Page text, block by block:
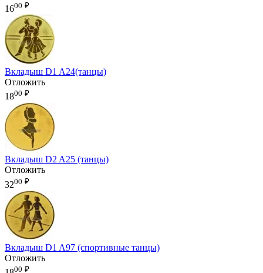
1600 ₽
Вкладыш D1 A24(танцы)
Отложить
1800 ₽
Вкладыш D2 A25 (танцы)
Отложить
3200 ₽
Вкладыш D1 A97 (спортивные танцы)
Отложить
00 ₽